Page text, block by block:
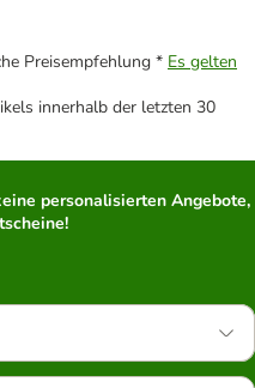
Preisempfehlung * Es gelten
innerhalb der letzten 30
personalisierten Angebote,